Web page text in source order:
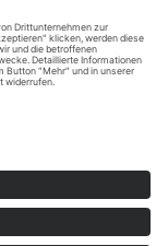
Anmelden